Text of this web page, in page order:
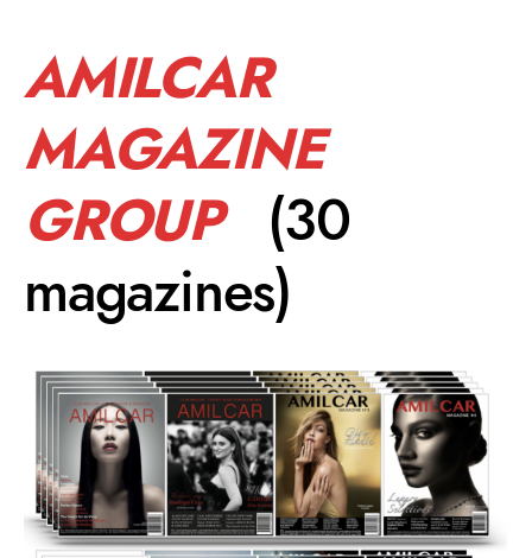
AMILCAR
MAGAZINE
GROUP
(30
magazines)